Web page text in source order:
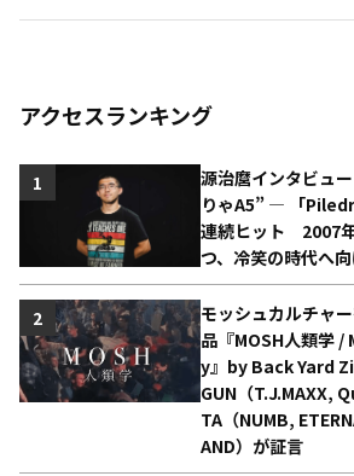
アクセスランキング
源治麿インタビュ
りゃA5” ― 「
連続ヒット 2007
つ、冷笑の時代へ
1
モッシュカルチャ
品『MOSH人類学
y』by Back Yard
GUN（T.J.MAXX,
TA（NUMB,
AND）が証言
2